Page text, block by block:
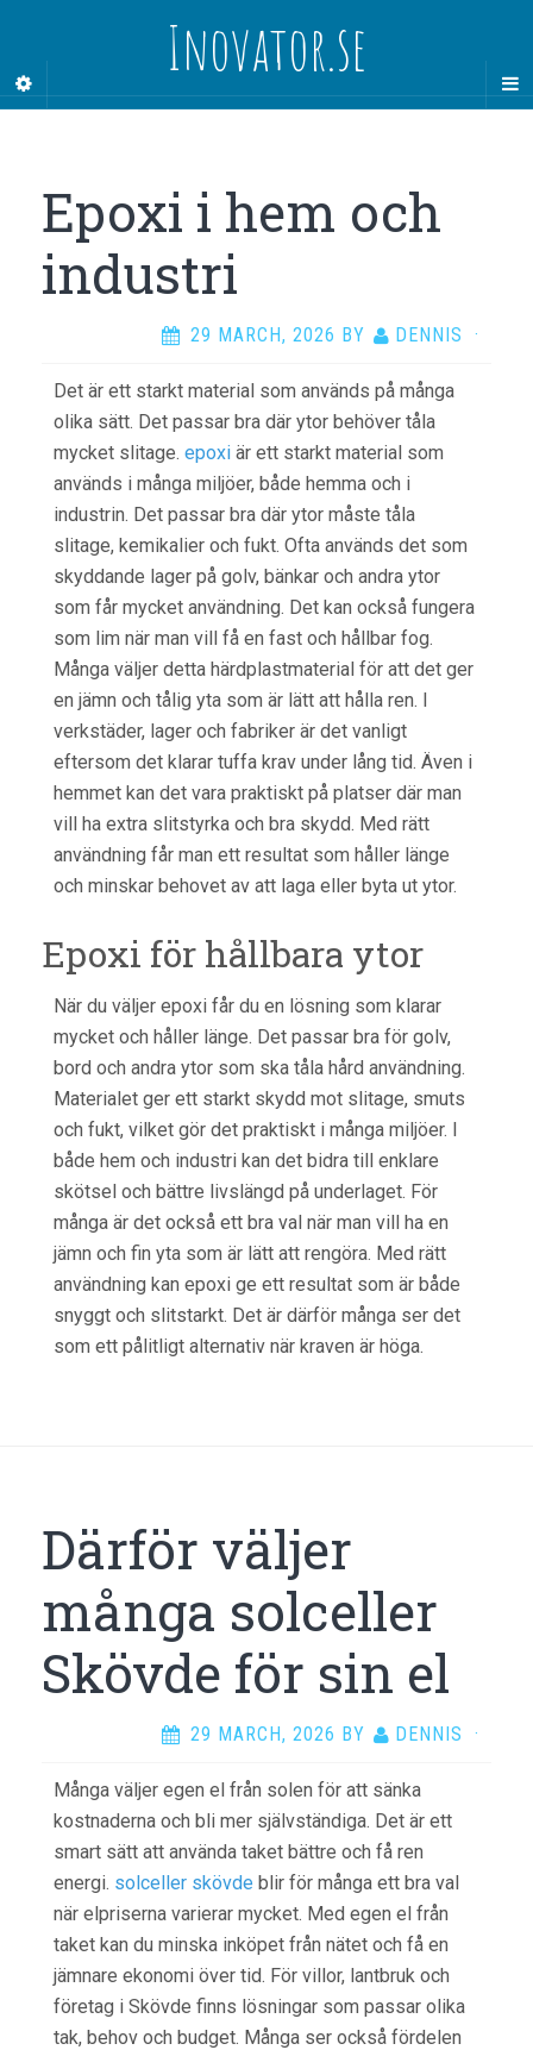
Inovator.se
Epoxi i hem och
industri
29 MARCH, 2026 BY DENNIS ·
Det är ett starkt material som används på många
olika sätt. Det passar bra där ytor behöver tåla
mycket slitage. epoxi är ett starkt material som
används i många miljöer, både hemma och i
industrin. Det passar bra där ytor måste tåla
slitage, kemikalier och fukt. Ofta används det som
skyddande lager på golv, bänkar och andra ytor
som får mycket användning. Det kan också fungera
som lim när man vill få en fast och hållbar fog.
Många väljer detta härdplastmaterial för att det ger
en jämn och tålig yta som är lätt att hålla ren. I
verkstäder, lager och fabriker är det vanligt
eftersom det klarar tuffa krav under lång tid. Även i
hemmet kan det vara praktiskt på platser där man
vill ha extra slitstyrka och bra skydd. Med rätt
användning får man ett resultat som håller länge
och minskar behovet av att laga eller byta ut ytor.
Epoxi för hållbara ytor
När du väljer epoxi får du en lösning som klarar
mycket och håller länge. Det passar bra för golv,
bord och andra ytor som ska tåla hård användning.
Materialet ger ett starkt skydd mot slitage, smuts
och fukt, vilket gör det praktiskt i många miljöer. I
både hem och industri kan det bidra till enklare
skötsel och bättre livslängd på underlaget. För
många är det också ett bra val när man vill ha en
jämn och fin yta som är lätt att rengöra. Med rätt
användning kan epoxi ge ett resultat som är både
snyggt och slitstarkt. Det är därför många ser det
som ett pålitligt alternativ när kraven är höga.
Därför väljer
många solceller
Skövde för sin el
29 MARCH, 2026 BY DENNIS ·
Många väljer egen el från solen för att sänka
kostnaderna och bli mer självständiga. Det är ett
smart sätt att använda taket bättre och få ren
energi. solceller skövde blir för många ett bra val
när elpriserna varierar mycket. Med egen el från
taket kan du minska inköpet från nätet och få en
jämnare ekonomi över tid. För villor, lantbruk och
företag i Skövde finns lösningar som passar olika
tak, behov och budget. Många ser också fördelen